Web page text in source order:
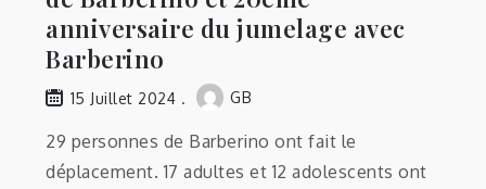
anniversaire du jumelage avec
Barberino
15 Juillet 2024 GB
29 personnes de Barberino ont fait le
déplacement. 17 adultes et 12 adolescents ont